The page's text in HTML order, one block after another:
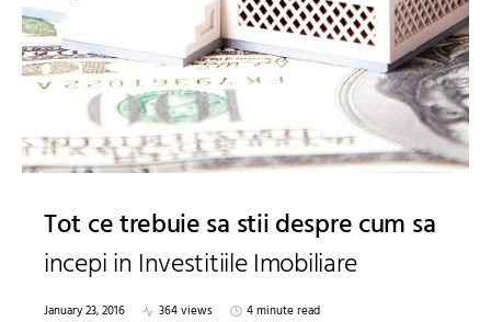
Tot ce trebuie sa stii despre cum sa
incepi in Investitiile Imobiliare
January 23, 2016 364 views
4 minute read